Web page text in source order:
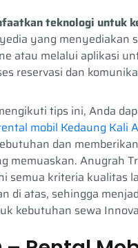
teknologi untuk
yang menyediakan
atau melalui aplikasi
reservasi dan
tips ini, Anda
mobil Kedaung Kali
dan
memuaskan. Anugrah
semua kriteria kualitas
di atas, sehingga
kebutuhan sewa